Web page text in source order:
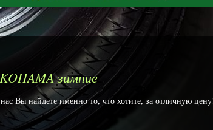
зимние
Вы найдете именно то, что хотите, за отличную